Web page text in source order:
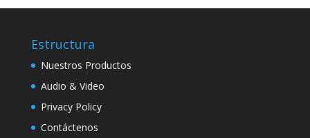
Estructura
Nuestros Productos
Audio & Video
Privacy Policy
Contáctenos